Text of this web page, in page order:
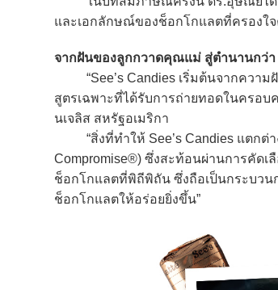
และเอกลักษณ์ของช็อกโกแลตที่ครองใ
จากฝันของลูกกวาดคุณแม่ สู่ตำนานกว่า
“See’s Candies เริ่มต้นจากความฝั
สูตรเฉพาะที่ได้รับการถ่ายทอดในครอบ
นเจลิส สหรัฐอเมริกา
“สิ่งที่ทำให้ See’s Candies แตกต่า
Compromise®) ซึ่งสะท้อนผ่านการคัดเ
ช็อกโกแลตที่พิถีพิถัน ซึ่งถือเป็นกระบว
ช็อกโกแลตให้อร่อยยิ่งขึ้น”